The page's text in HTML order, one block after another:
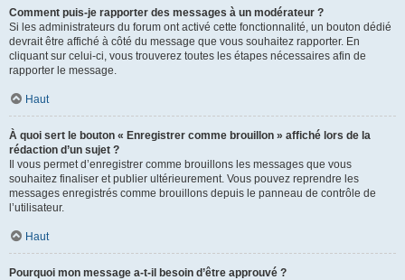
Comment puis-je rapporter des messages à un modérateur ?
Si les administrateurs du forum ont activé cette fonctionnalité, un bouton dédié
devrait être affiché à côté du message que vous souhaitez rapporter. En
cliquant sur celui-ci, vous trouverez toutes les étapes nécessaires afin de
rapporter le message.
Haut
À quoi sert le bouton « Enregistrer comme brouillon » affiché lors de la
rédaction d’un sujet ?
Il vous permet d’enregistrer comme brouillons les messages que vous
souhaitez finaliser et publier ultérieurement. Vous pouvez reprendre les
messages enregistrés comme brouillons depuis le panneau de contrôle de
l’utilisateur.
Haut
Pourquoi mon message a-t-il besoin d’être approuvé ?